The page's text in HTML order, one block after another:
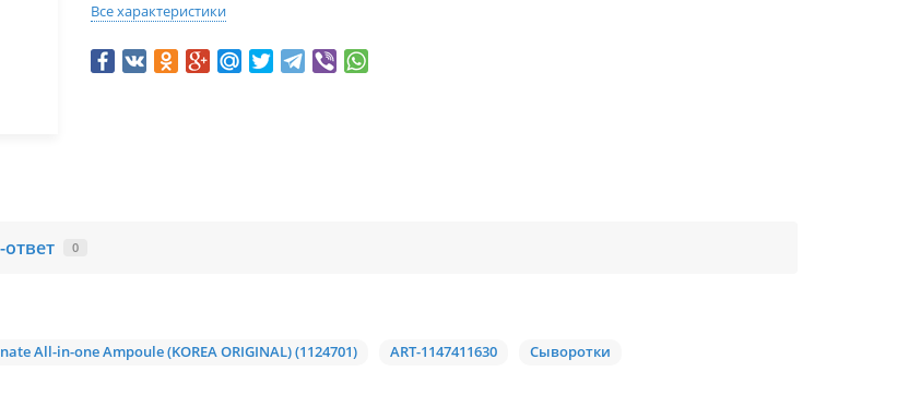
Все характеристики
0
All-in-one Ampoule (KOREA ORIGINAL) (1124701) ART-1147411630 Сыворотки